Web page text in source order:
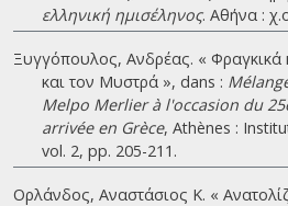
ελληνική ημισέληνος. Αθήνα :
Ξυγγόπουλος, Ανδρέας. « Φραγκικά
και τον Μυστρά », dans :
Melpo Merlier à l'occasion du
arrivée en Grèce, Athènes :
vol. 2, pp. 205-211.
Ορλάνδος, Αναστάσιος Κ. «